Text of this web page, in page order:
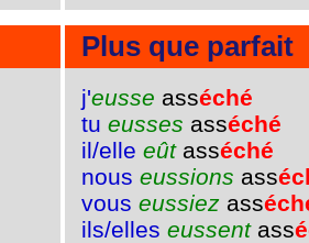
Plus que parfait
j'eusse asséché
tu eusses asséché
il/elle eûtasséché
nous eussions ass
vous eussiez ass
ils/elles eussentass